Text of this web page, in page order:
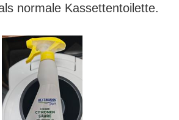
normale Kassettentoilette.